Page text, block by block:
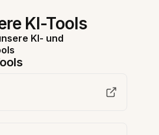
KI-Tools
KI- und